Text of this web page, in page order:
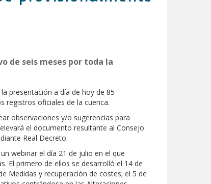
de seis meses por toda la
presentación a día de hoy de 85
registros oficiales de la cuenca.
observaciones y/o sugerencias para
el documento resultante al Consejo
Real Decreto.
webinar el día 21 de julio en el que
El primero de ellos se desarrolló el 14 de
Medidas y recuperación de costes; el 5 de